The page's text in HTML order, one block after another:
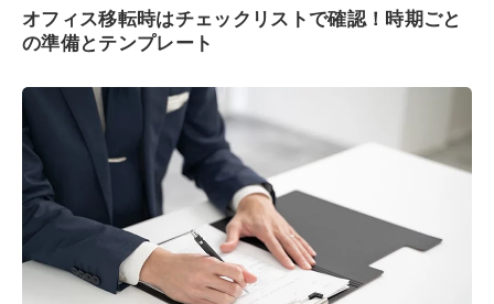
オフィス移転時はチェックリストで確認！時期ごと
の準備とテンプレート